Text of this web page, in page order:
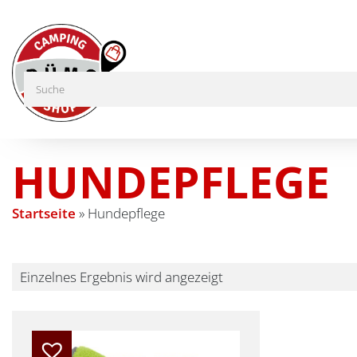
HUNDEPFLEGE
Startseite » Hundepflege
Einzelnes Ergebnis wird angezeigt